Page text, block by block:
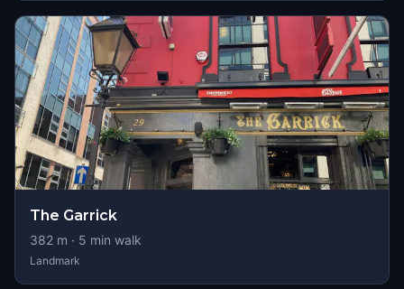
The Garrick
382 m · 5 min walk
Landmark